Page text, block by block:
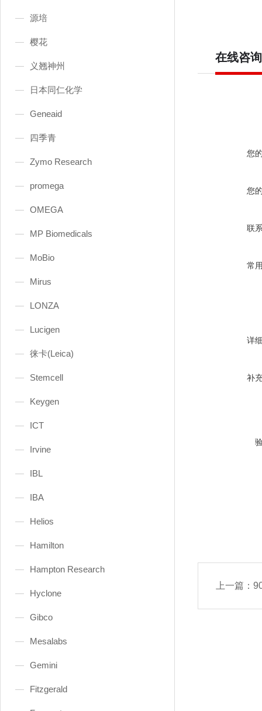
源培
樱花
义翘神州
日本同仁化学
Geneaid
四季青
Zymo Research
promega
OMEGA
MP Biomedicals
MoBio
Mirus
LONZA
Lucigen
徕卡(Leica)
Stemcell
Keygen
ICT
Irvine
IBL
IBA
Helios
Hamilton
Hampton Research
Hyclone
Gibco
Mesalabs
Gemini
Fitzgerald
在线咨询
您
您
联
常
详
补
上一篇：